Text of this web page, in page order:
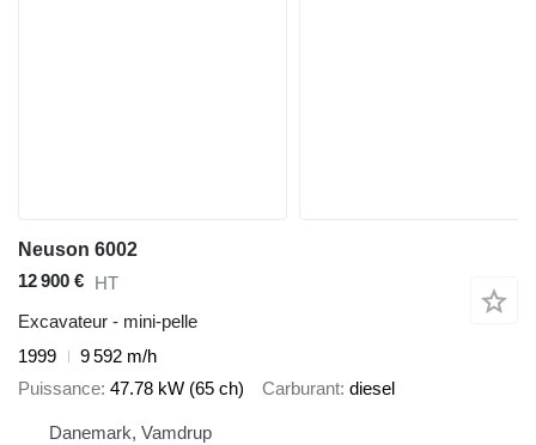
Neuson 6002
12 900 € HT
Excavateur - mini-pelle
1999
9 592 m/h
Puissance 47.78 kW (65 ch) Carburant diesel
Danemark, Vamdrup